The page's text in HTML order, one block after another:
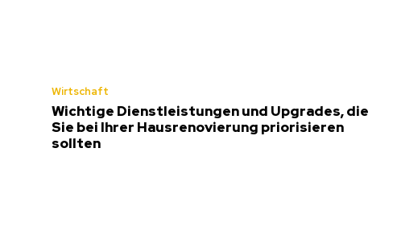
Wirtschaft
Wichtige Dienstleistungen und Upgrades, die
Sie bei Ihrer Hausrenovierung priorisieren
sollten